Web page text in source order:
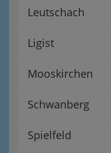
Leutschach
Ligist
Mooskirchen
Schwanberg
Spielfeld